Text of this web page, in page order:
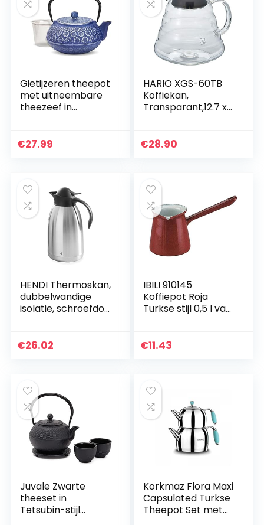
Gietijzeren theepot
met uitneembare
theezeef in
€27.99
HARIO XGS-60TB
Koffiekan,
Transparant,12.7 x
€28.90
HENDI Thermoskan,
dubbelwandige
isolatie, schroefdop
isoleerkan,
polypropyleen
€26.02
IBILI 910145
Koffiepot Roja
Turkse stijl 0,5 l van
cm
€11.43
Juvale Zwarte
theeset in
Tetsubin-stijl
Korkmaz Flora Maxi
Capsulated Turkse
Theepot Set met